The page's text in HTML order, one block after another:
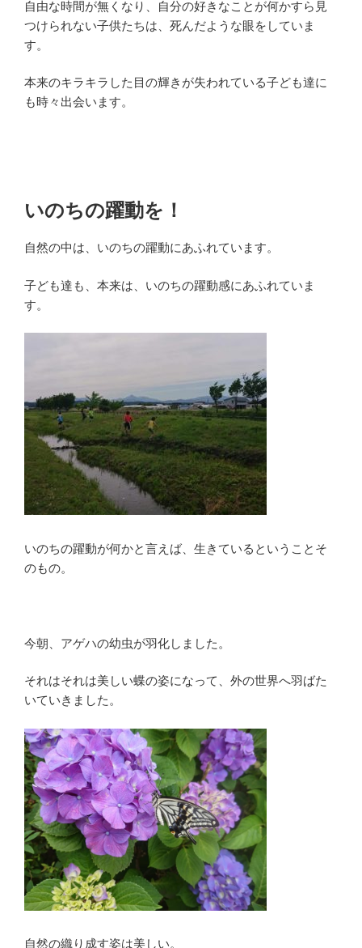
自由な時間が無くなり、自分の好きなことが何かすら見
つけられない子供たちは、死んだような眼をしていま
す。
本来のキラキラした目の輝きが失われている子ども達に
も時々出会います。
いのちの躍動を！
自然の中は、いのちの躍動にあふれています。
子ども達も、本来は、いのちの躍動感にあふれていま
す。
いのちの躍動が何かと言えば、生きているということそ
のもの。
今朝、アゲハの幼虫が羽化しました。
それはそれは美しい蝶の姿になって、外の世界へ羽ばた
いていきました。
自然の織り成す姿は美しい。